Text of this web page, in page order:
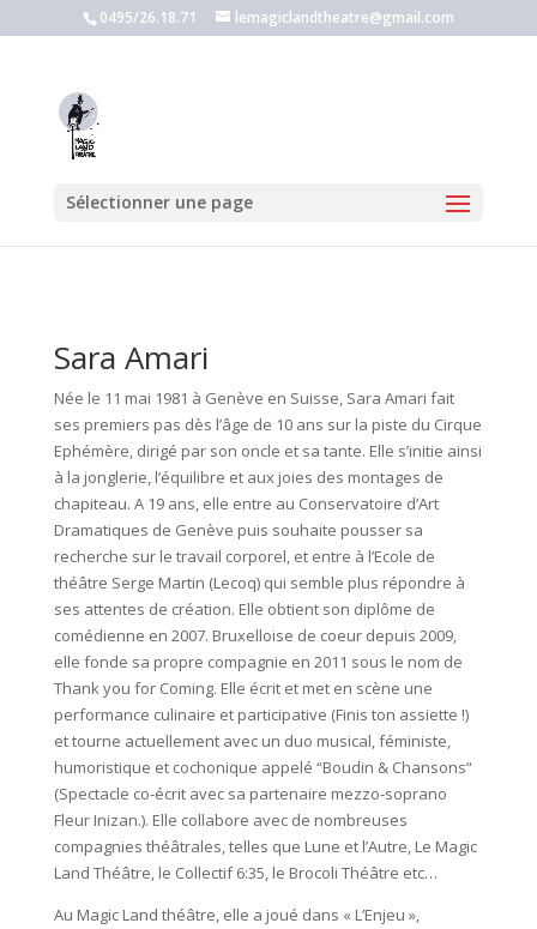
0495/26.18.71 lemagiclandtheatre@gmail.com
Sélectionner une page
Sara Amari
Née le 11 mai 1981 à Genève en Suisse, Sara Amari fait
ses premiers pas dès l’âge de 10 ans sur la piste du Cirque
Ephémère, dirigé par son oncle et sa tante. Elle s’initie ainsi
à la jonglerie, l’équilibre et aux joies des montages de
chapiteau. A 19 ans, elle entre au Conservatoire d’Art
Dramatiques de Genève puis souhaite pousser sa
recherche sur le travail corporel, et entre à l’Ecole de
théâtre Serge Martin (Lecoq) qui semble plus répondre à
ses attentes de création. Elle obtient son diplôme de
comédienne en 2007. Bruxelloise de coeur depuis 2009,
elle fonde sa propre compagnie en 2011 sous le nom de
Thank you for Coming. Elle écrit et met en scène une
performance culinaire et participative (Finis ton assiette !)
et tourne actuellement avec un duo musical, féministe,
humoristique et cochonique appelé “Boudin & Chansons“
(Spectacle co-écrit avec sa partenaire mezzo-soprano
Fleur Inizan.). Elle collabore avec de nombreuses
compagnies théâtrales, telles que Lune et l’Autre, Le Magic
Land Théâtre, le Collectif 6:35, le Brocoli Théâtre etc…
Au Magic Land théâtre, elle a joué dans « L’Enjeu »,